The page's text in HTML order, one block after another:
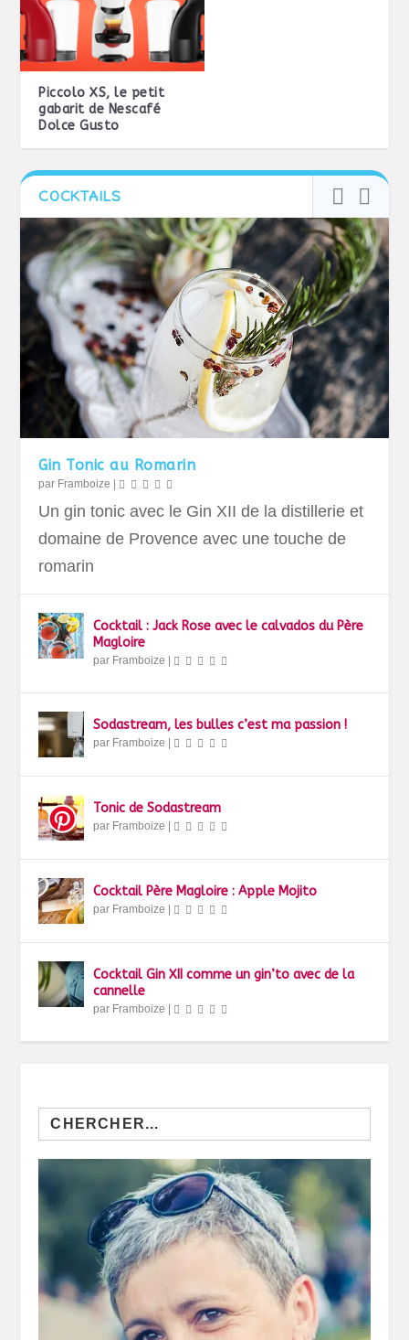
Piccolo XS, le petit
gabarit de Nescafé
Dolce Gusto
COCKTAILS
Gin Tonic au Romarin
par Framboize
Un gin tonic avec le Gin XII de la distillerie et
domaine de Provence avec une touche de
romarin
Cocktail : Jack Rose avec le calvados du Père
Magloire
par Framboize
Sodastream, les bulles c’est ma passion !
par Framboize
Tonic de Sodastream
par Framboize
Cocktail Père Magloire : Apple Mojito
par Framboize
Cocktail Gin XII comme un gin’to avec de la
cannelle
par Framboize
Search
for: